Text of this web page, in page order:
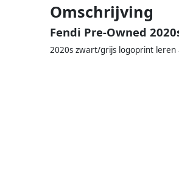
Omschrijving
Fendi Pre-Owned
2020s zwart/grijs logoprint